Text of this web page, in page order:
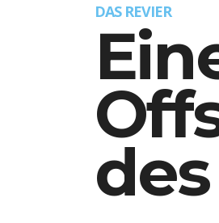
DAS REVIER